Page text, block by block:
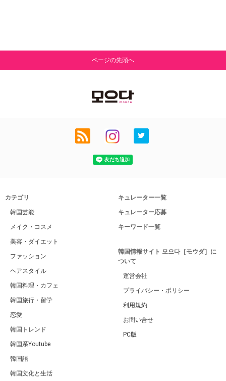
ページの先頭へ
カテゴリ
韓国芸能
メイク・コスメ
美容・ダイエット
ファッション
ヘアスタイル
韓国料理・カフェ
韓国旅行・留学
恋愛
韓国トレンド
韓国系Youtube
韓国語
韓国文化と生活
キュレーター一覧
キュレーター応募
キーワード一覧
韓国情報サイト 모으다［モウダ］に
ついて
運営会社
プライバシー・ポリシー
利用規約
お問い合せ
PC版